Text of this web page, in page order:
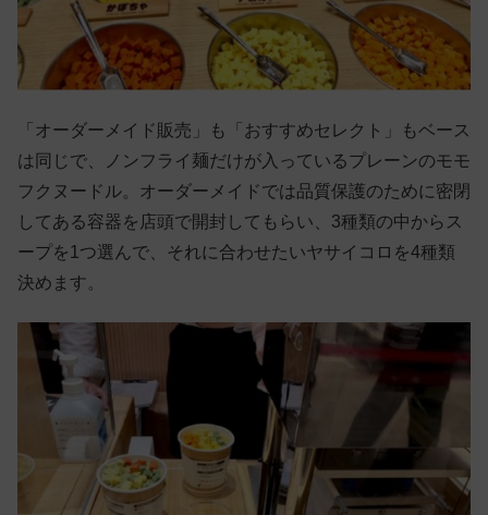
「オーダーメイド販売」も「おすすめセレクト」もベース
は同じで、ノンフライ麺だけが入っているプレーンのモモ
フクヌードル。オーダーメイドでは品質保護のために密閉
してある容器を店頭で開封してもらい、3種類の中からス
ープを1つ選んで、それに合わせたいヤサイコロを4種類
決めます。